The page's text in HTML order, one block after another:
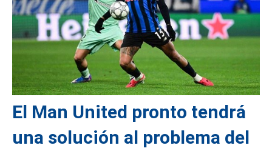
El Man United pronto tendrá
una solución al problema del